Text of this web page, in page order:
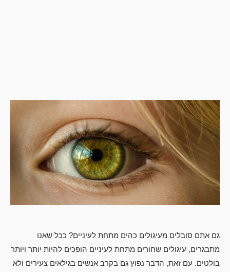
גם אתם סובלים מעיגולים כהים מתחת לעיניים? ככל שאנו
מתבגרים, עיגולים שחורים מתחת לעיניים הופכים להיות יותר ויותר
בולטים. עם זאת, הדבר נפוץ גם בקרב אנשים בגילאים צעירים ולא